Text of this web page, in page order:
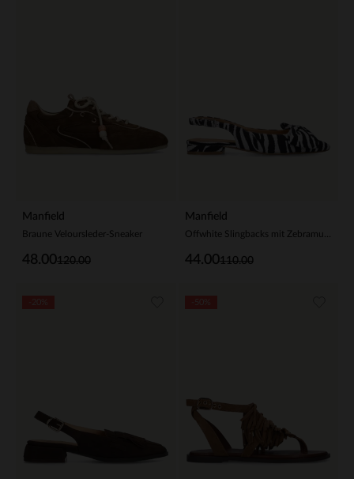
Manfield
Braune Veloursleder-Sneaker
120.00
48.00
Manfield
110.00
44.00